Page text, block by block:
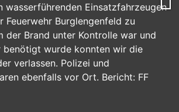
wasserführenden Einsatzfahrzeugen
Feuerwehr Burglengenfeld zu
der Brand unter Kontrolle war und
benötigt wurde konnten wir die
verlassen. Polizei und
ebenfalls vor Ort. Bericht: FF